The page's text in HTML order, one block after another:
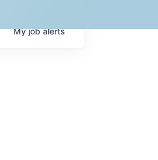
Myjobalerts